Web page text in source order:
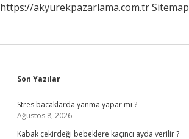
https://akyurekpazarlama.com.trSitemap
Sidebar
Son Yazılar
Stres bacaklarda yanma yapar mı ?
Ağustos 8, 2026
Kabak çekirdeği bebeklere kaçıncı ayda verilir ?